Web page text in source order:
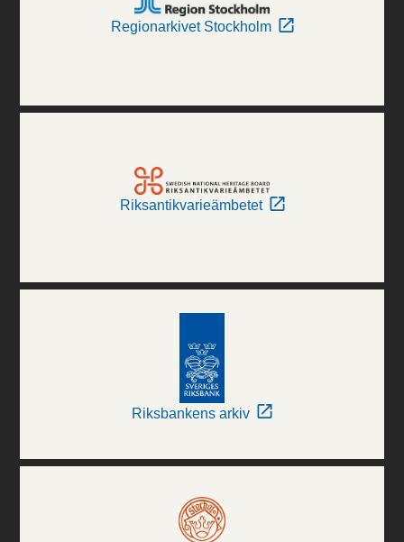
Regionarkivet Stockholm
Riksantikvarieämbetet
Riksbankens arkiv